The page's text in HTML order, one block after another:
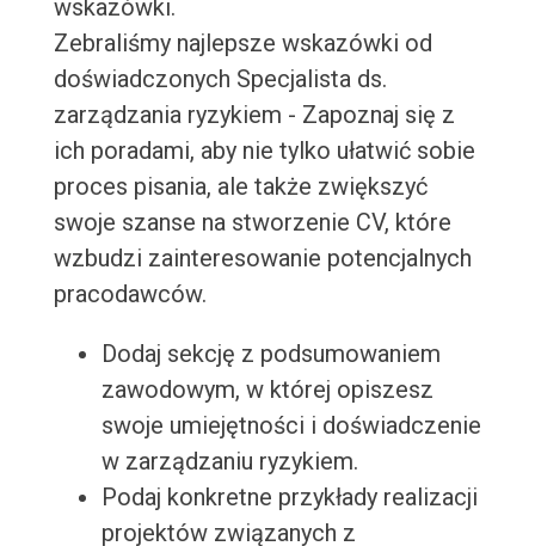
wskazówki.
Zebraliśmy najlepsze wskazówki od
doświadczonych Specjalista ds.
zarządzania ryzykiem - Zapoznaj się z
ich poradami, aby nie tylko ułatwić sobie
proces pisania, ale także zwiększyć
swoje szanse na stworzenie CV, które
wzbudzi zainteresowanie potencjalnych
pracodawców.
Dodaj sekcję z podsumowaniem
zawodowym, w której opiszesz
swoje umiejętności i doświadczenie
w zarządzaniu ryzykiem.
Podaj konkretne przykłady realizacji
projektów związanych z